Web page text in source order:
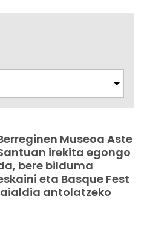
Museoa Aste
irekita egongo
bere bilduma
eta Basque Fest
antolatzeko